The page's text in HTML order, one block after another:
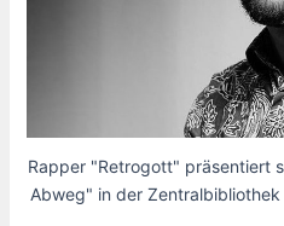
Rapper "Retrogott" präsentiert
Abweg" in der Zentralbibliothek